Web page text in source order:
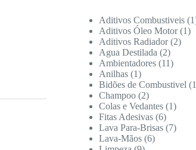
Aditivos Combustiveis 1
Aditivos Óleo Motor 1
Aditivos Radiador 2
Agua Destilada
2
Ambientadores 11
Anilhas 1
Bidões de Combustivel
Champoo 2
Colas e Vedantes 1
Fitas Adesivas 6
Lava Para-Brisas 7
Lava-Mãos 6